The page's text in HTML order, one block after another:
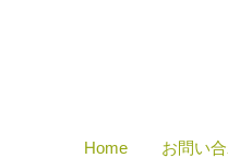
Home お問い